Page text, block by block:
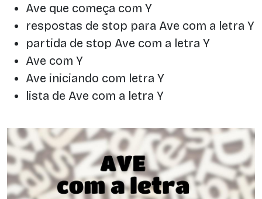
Ave que começa com Y
respostas de stop para Ave com a letra Y
partida de stop Ave com a letra Y
Ave com Y
Ave iniciando com letra Y
lista de Ave com a letra Y